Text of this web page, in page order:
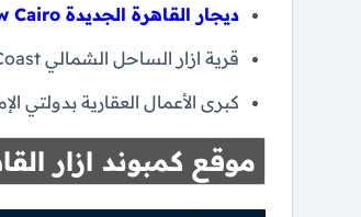
ديجار القاهرة الجديدة Dijar New Cairo
قرية ازار الساحل الشمالي Azzar North Coast.
كبرى الأعمال العقارية بدولتي
موقع كمبوند ازار